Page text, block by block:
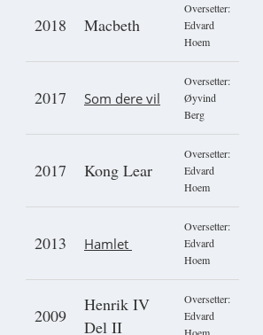
2018 Macbeth
Oversetter:
Edvard
Hoem
2017 Som dere vil
Oversetter:
Øyvind
Berg
2017 Kong Lear
Oversetter:
Edvard
Hoem
2013 Hamlet
Oversetter:
Edvard
Hoem
2009
Henrik IV
Del II
Oversetter:
Edvard